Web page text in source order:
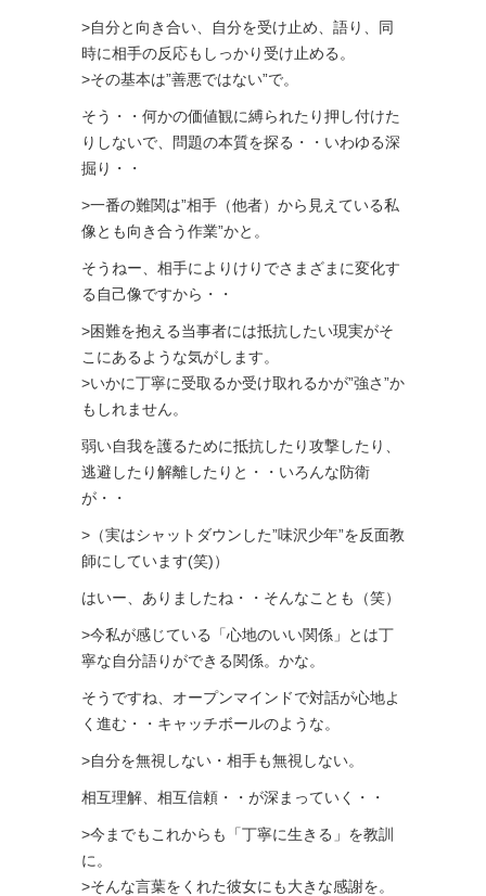
>自分と向き合い、自分を受け止め、語り、同
時に相手の反応もしっかり受け止める。
>その基本は”善悪ではない”で。
そう・・何かの価値観に縛られたり押し付けた
りしないで、問題の本質を探る・・いわゆる深
掘り・・
>一番の難関は”相手（他者）から見えている私
像とも向き合う作業”かと。
そうねー、相手によりけりでさまざまに変化す
る自己像ですから・・
>困難を抱える当事者には抵抗したい現実がそ
こにあるような気がします。
>いかに丁寧に受取るか受け取れるかが”強さ”か
もしれません。
弱い自我を護るために抵抗したり攻撃したり、
逃避したり解離したりと・・いろんな防衛
が・・
>（実はシャットダウンした”味沢少年”を反面教
師にしています(笑)）
はいー、ありましたね・・そんなことも（笑）
>今私が感じている「心地のいい関係」とは丁
寧な自分語りができる関係。かな。
そうですね、オープンマインドで対話が心地よ
く進む・・キャッチボールのような。
>自分を無視しない・相手も無視しない。
相互理解、相互信頼・・が深まっていく・・
>今までもこれからも「丁寧に生きる」を教訓
に。
>そんな言葉をくれた彼女にも大きな感謝を。